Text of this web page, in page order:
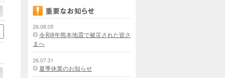
26.08.05
令和8年熊本地震で被災された皆さ
まへ
26.07.31
夏季休業のお知らせ